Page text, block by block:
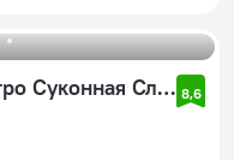
Апартаменты у станции метро Суконная Слобода 8,6